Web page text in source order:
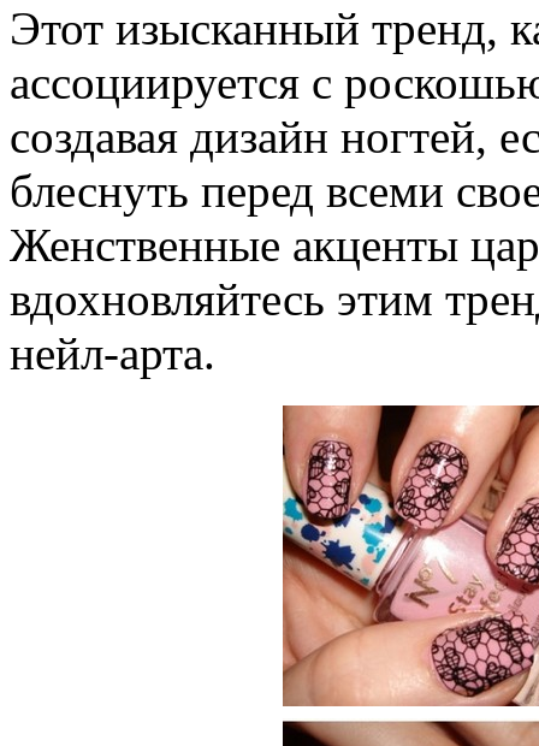
Этот изысканный тренд,
ассоциируется с
создавая дизайн ногтей,
блеснуть перед всеми
Женственные акценты
вдохновляйтесь этим
нейл-арта.